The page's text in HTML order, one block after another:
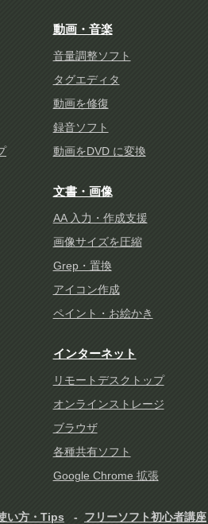
動画・音楽
音量調整ソフト
タグエディタ
動画を修復
録音ソフト
動画をDVD に変換
文書・画像
AA 入力・作成支援
画像サイズを圧縮
Grep・置換
アイコン作成
ペイント・お絵かき
インターネット
リモートデスクトップ
オンラインストレージ
ブラウザ
各種共有ソフト
Google Chrome 拡張
い方・Tips
フリーソフト初心者講座